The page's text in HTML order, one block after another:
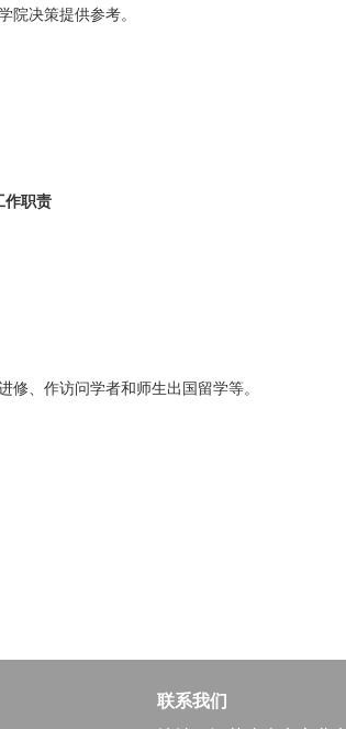
院决策提供参考。
作职责
、作访问学者和师生出国留学等。
联系我们